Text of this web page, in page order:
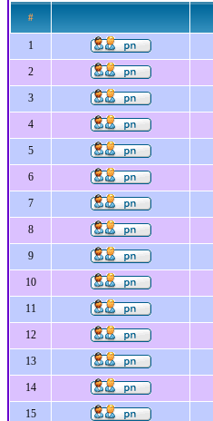
#
1
2
3
4
5
6
7
8
9
10
11
12
13
14
15